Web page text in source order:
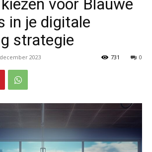
voor Blauwe
in je digitale
strategie
2023 0
731